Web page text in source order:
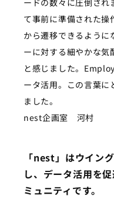
ードの数々に圧倒され
て事前に準備された
から遷移できるように
ーに対する細やかな気
と感じました。
ータ活用。この言葉に
ました。
nest企画室 河村
「nest」はウイン
し、 データ活用を
ミュニティです。